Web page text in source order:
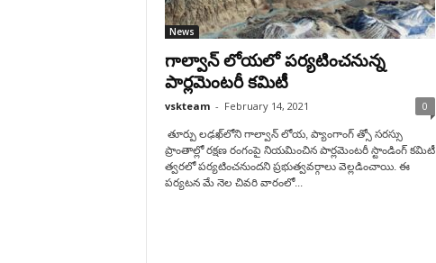
News
గాల్వాన్‌ లోయలో ప‌ర్య‌టించ‌నున్న
పార్లమెంటరీ కమిటీ
vskteam - February 14, 2021 0
తూర్పు లఢఖ్‌లోని గాల్వాన్‌ లోయ, ప్యాంగాంగ్‌ త్సో సరస్సు
ప్రాంతాల్లో రక్షణ రంగంపై నియమించిన పార్లమెంటరీ స్టాండింగ్‌ కమిటీ
త్వరలో పర్యటించనుందని ప్రభుత్వవర్గాలు వెల్లడించాయి. ఈ
పర్యటన మే నెల చివరి వారంలో...